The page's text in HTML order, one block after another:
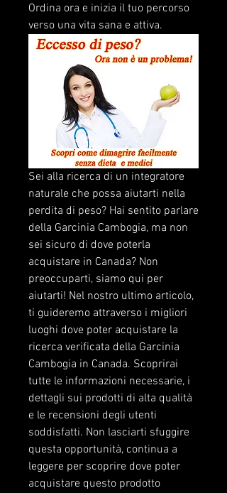
Ordina ora e inizia il tuo percorso
verso una vita sana e attiva.
Sei alla ricerca di un integratore
naturale che possa aiutarti nella
perdita di peso? Hai sentito parlare
della Garcinia Cambogia, ma non
sei sicuro di dove poterla
acquistare in Canada? Non
preoccuparti, siamo qui per
aiutarti! Nel nostro ultimo articolo,
ti guideremo attraverso i migliori
luoghi dove poter acquistare la
ricerca verificata della Garcinia
Cambogia in Canada. Scoprirai
tutte le informazioni necessarie, i
dettagli sui prodotti di alta qualità
e le recensioni degli utenti
soddisfatti. Non lasciarti sfuggire
questa opportunità, continua a
leggere per scoprire dove poter
acquistare questo prodotto